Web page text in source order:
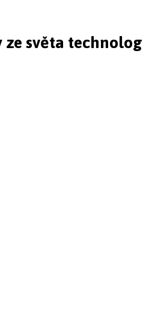
světa